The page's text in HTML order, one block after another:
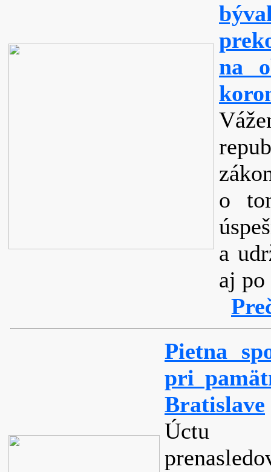
na
o
a
aj
Pietna
pri
Bratislave
Úctu